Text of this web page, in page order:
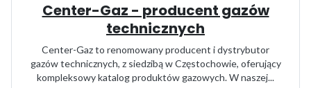
Center-Gaz - producent gazów
technicznych
Center-Gaz to renomowany producent i dystrybutor
gazów technicznych, z siedzibą w Częstochowie, oferujący
kompleksowy katalog produktów gazowych. W naszej...